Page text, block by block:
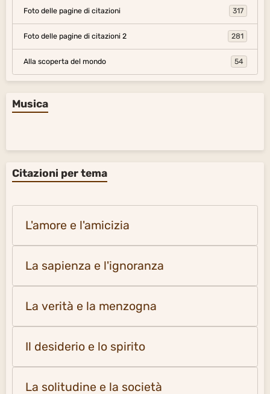
Foto delle pagine di citazioni 317
Foto delle pagine di citazioni 2 281
Alla scoperta del mondo 54
Musica
Citazioni per tema
L'amore e l'amicizia
La sapienza e l'ignoranza
La verità e la menzogna
Il desiderio e lo spirito
La solitudine e la società